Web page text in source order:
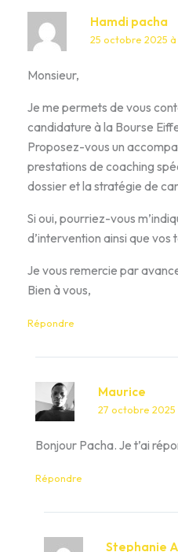
Hamdi pacha
25 octobre 2025 à
Monsieur,
Je me permets de vous
candidature à la Bourse
Proposez-vous un
prestations de coaching
dossier et la stratégie de
Si oui, pourriez-vous
d’intervention ainsi que vos
Je vous remercie par
Bien à vous,
Répondre
Maurice
27 octobre 2025
Bonjour Pacha. Je t’ai
Répondre
Stephanie